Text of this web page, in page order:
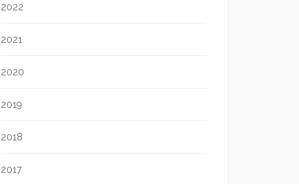
2022
2021
2020
2019
2018
2017